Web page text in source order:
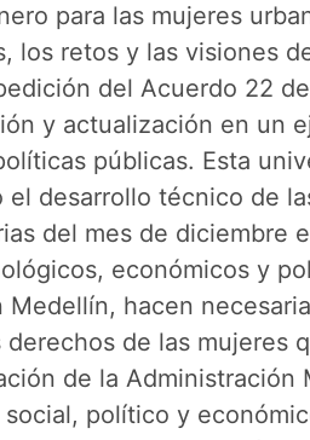
para las mujeres
los retos y las visiones
del Acuerdo 22
y actualización en un
públicas. Esta
desarrollo técnico de
del mes de diciembre
económicos y
hacen
de las mujeres
de la
político y